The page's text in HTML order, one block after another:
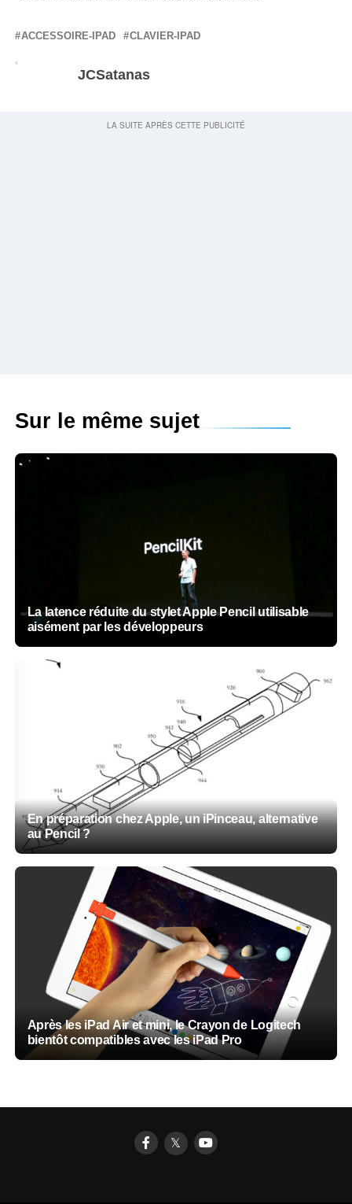
ACCESSOIRE-IPAD CLAVIER-IPAD
JCSatanas
Sur le même sujet
La latence réduite du stylet Apple Pencil utilisable
aisément par les développeurs
En préparation chez Apple, un iPinceau, alternative
au Pencil ?
Après les iPad Air et mini, le Crayon de Logitech
bientôt compatibles avec les iPad Pro
𝕏